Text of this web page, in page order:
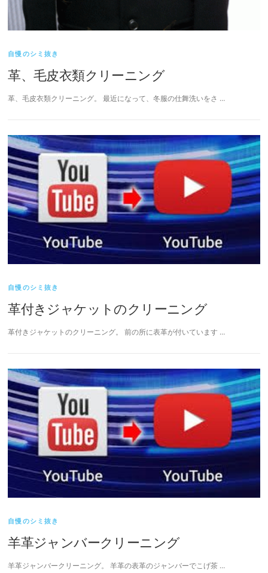
自慢のシミ抜き
革、毛皮衣類クリーニング
革、毛皮衣類クリーニング。 最近になって、冬服の仕舞洗いをさ …
自慢のシミ抜き
革付きジャケットのクリーニング
革付きジャケットのクリーニング。 前の所に表革が付いています …
自慢のシミ抜き
羊革ジャンバークリーニング
羊革ジャンバークリーニング。 羊革の表革のジャンバーでこげ茶 …